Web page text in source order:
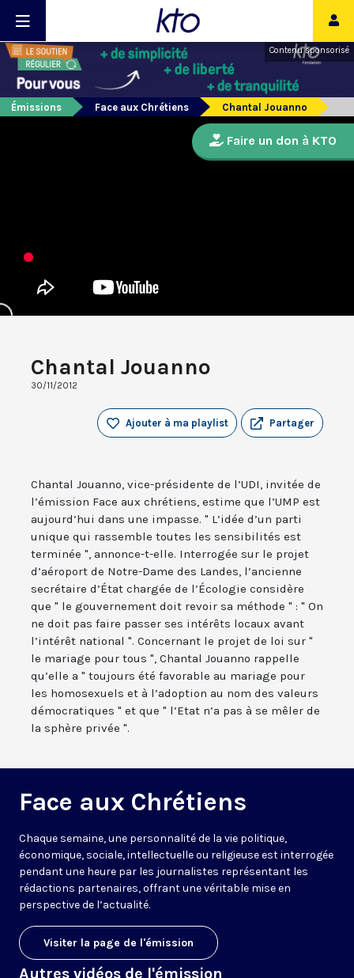
Contenu sponsorisé
Émissions Face aux Chrétiens Chantal Jouanno
Chantal Jouanno
30/11/2012
Partager
Ajouter à ma playlist
Chantal Jouanno, vice-présidente de l’UDI, invitée de
l’émission Face aux chrétiens, estime que l’UMP est
aujourd’hui dans une impasse. " L’idée d’un parti
unique qui rassemble toutes les sensibilités est
terminée ", annonce-t-elle. Interrogée sur le projet
d’aéroport de Notre-Dame des Landes, l’ancienne
secrétaire d’État chargée de l’Écologie considère
que " le gouvernement doit revoir sa méthode " : " On
ne doit pas faire passer ses intérêts locaux avant
l’intérêt national ". Concernant le projet de loi sur "
le mariage pour tous ", Chantal Jouanno rappelle
qu’elle a " toujours été favorable au mariage pour
les homosexuels et à l’adoption au nom des valeurs
démocratiques " et que " l’Etat n’a pas à se mêler de
la sphère privée ".
Face aux Chrétiens
Chaque semaine, une personnalité de la vie politique,
économique, sociale, intellectuelle ou religieuse est interrogée
pendant une heure par les journalistes représentant les
rédactions partenaires, offrant une véritable mise en
perspective de l’actualité.
Visiter la page de l'émission
Autres vidéos de l'émission
Faire un don à KTO